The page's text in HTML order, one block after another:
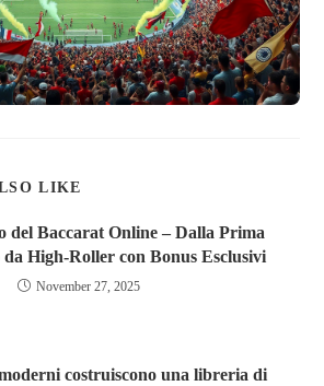
LIKE
del Baccarat Online – Dalla Prima
High‑Roller con Bonus Esclusivi
November 27, 2025
costruiscono una libreria di